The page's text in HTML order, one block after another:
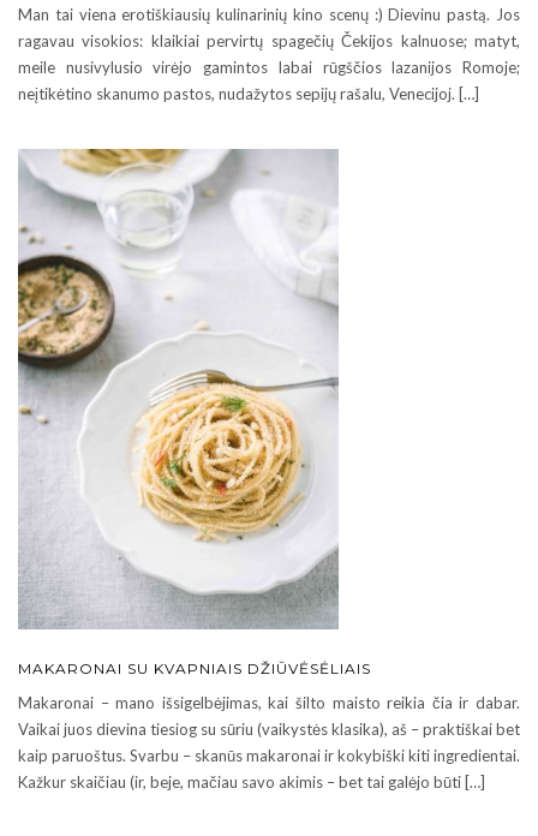
Man tai viena erotiškiausių kulinarinių kino scenų :) Dievinu pastą. Jos
ragavau visokios: klaikiai pervirtų spagečių Čekijos kalnuose; matyt,
meile nusivylusio virėjo gamintos labai rūgščios lazanijos Romoje;
neįtikėtino skanumo pastos, nudažytos sepijų rašalu, Venecijoj. […]
MAKARONAI SU KVAPNIAIS DŽIŪVĖSĖLIAIS
Makaronai – mano išsigelbėjimas, kai šilto maisto reikia čia ir dabar.
Vaikai juos dievina tiesiog su sūriu (vaikystės klasika), aš – praktiškai bet
kaip paruoštus. Svarbu – skanūs makaronai ir kokybiški kiti ingredientai.
Kažkur skaičiau (ir, beje, mačiau savo akimis – bet tai galėjo būti […]